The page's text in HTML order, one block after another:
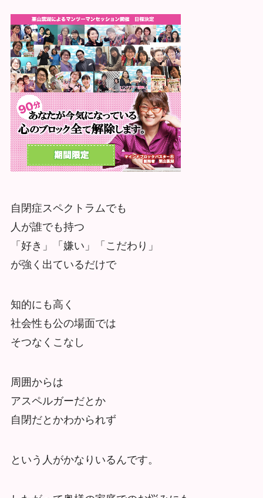
自閉症スペクトラムでも
人が誰でも持つ
「好き」「嫌い」「こだわり」
が強く出ているだけで
知的にも高く
社会性も公の場面では
そつなくこなし
周囲からは
アスペルガーだとか
自閉だとかわかられず
という人がかなりいるんです。